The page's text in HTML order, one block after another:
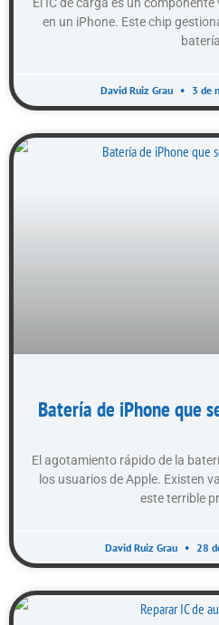
en un iPhone. Este chip
David Ruiz Grau 3 de
Batería de iPhone que
El agotamiento rápido de la
los usuarios de Apple. Existen
este terrible
David Ruiz Grau 28